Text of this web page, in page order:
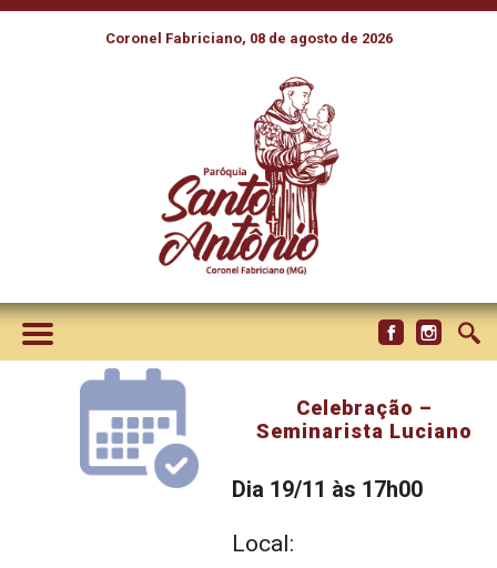
Coronel Fabriciano, 08 de agosto de 2026
Celebração –
Seminarista Luciano
Dia 19/11 às 17h00
Local: